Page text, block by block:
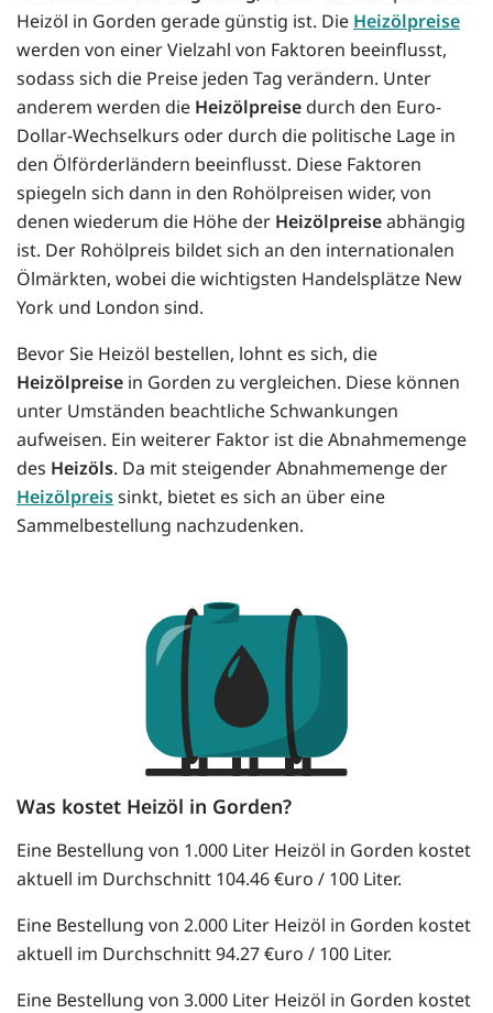
Heizöl in Gorden gerade günstig ist. Die Heizölpreise
werden von einer Vielzahl von Faktoren beeinflusst,
sodass sich die Preise jeden Tag verändern. Unter
anderem werden die Heizölpreise durch den Euro-
Dollar-Wechselkurs oder durch die politische Lage in
den Ölförderländern beeinflusst. Diese Faktoren
spiegeln sich dann in den Rohölpreisen wider, von
denen wiederum die Höhe der Heizölpreiseabhängig
ist. Der Rohölpreis bildet sich an den internationalen
Ölmärkten, wobei die wichtigsten Handelsplätze New
York und London sind.
Bevor Sie Heizöl bestellen, lohnt es sich, die
Heizölpreise in Gorden zu vergleichen. Diese können
unter Umständen beachtliche Schwankungen
aufweisen. Ein weiterer Faktor ist die Abnahmemenge
des Heizöls. Da mit steigender Abnahmemenge der
Heizölpreissinkt, bietet es sich an über eine
Sammelbestellung nachzudenken.
Was kostet Heizöl in Gorden?
Eine Bestellung von 1.000 Liter Heizöl in Gorden kostet
aktuell im Durchschnitt 104.46 €uro / 100 Liter.
Eine Bestellung von 2.000 Liter Heizöl in Gorden kostet
aktuell im Durchschnitt 94.27 €uro / 100 Liter.
Eine Bestellung von 3.000 Liter Heizöl in Gorden kostet